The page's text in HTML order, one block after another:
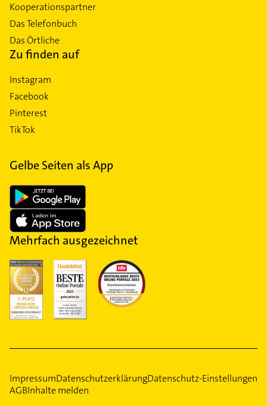
Kooperationspartner
Das Telefonbuch
Das Örtliche
Zu finden auf
Instagram
Facebook
Pinterest
TikTok
Gelbe Seiten als App
Mehrfach ausgezeichnet
ImpressumDatenschutzerklärungDatenschutz-Einstellungen
AGBInhalte melden